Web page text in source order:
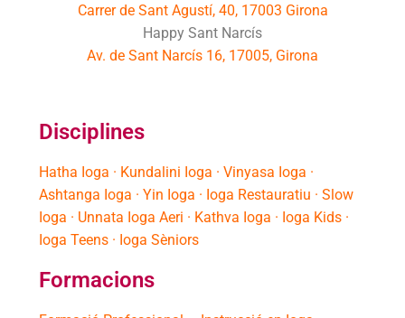
Carrer de Sant Agustí, 40, 17003 Girona
Happy Sant Narcís
Av. de Sant Narcís 16, 17005, Girona
Disciplines
Hatha Ioga · Kundalini Ioga · Vinyasa Ioga ·
Ashtanga Ioga · Yin Ioga · Ioga Restauratiu · Slow
Ioga · Unnata Ioga Aeri · Kathva Ioga · Ioga Kids ·
Ioga Teens · Ioga Sèniors
Formacions